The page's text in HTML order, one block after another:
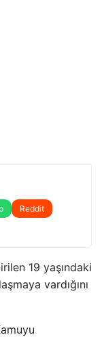
Reddit
19 yaşındaki
vardığını